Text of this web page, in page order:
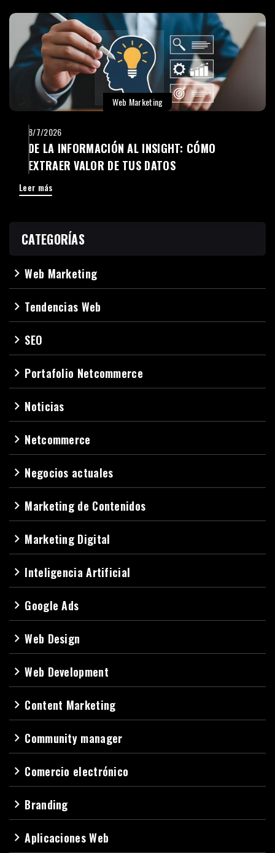
Web Marketing
8/7/2026
DE LA INFORMACIÓN AL INSIGHT: CÓMO
EXTRAER VALOR DE TUS DATOS
Leer más
CATEGORÍAS
navigate_nextWeb Marketing
navigate_next Tendencias Web
navigate_next SEO
navigate_next Portafolio Netcommerce
navigate_next Noticias
navigate_next Netcommerce
navigate_next Negocios actuales
navigate_next Marketing de Contenidos
navigate_next Marketing Digital
navigate_next Inteligencia Artificial
navigate_next Google Ads
navigate_nextWeb Design
navigate_nextWeb Development
navigate_next Content Marketing
navigate_next Community manager
navigate_next Comercio electrónico
navigate_next Branding
navigate_nextAplicaciones Web